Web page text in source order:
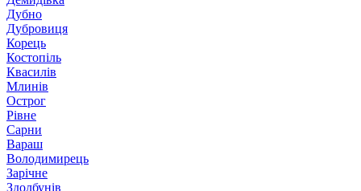
Дубно
Дубровиця
Корець
Костопіль
Квасилів
Млинів
Острог
Рівне
Сарни
Вараш
Володимирець
Зарічне
Здолбунів